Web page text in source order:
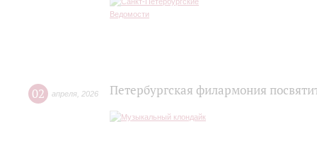
02 апреля 2026 Петербургская филармония